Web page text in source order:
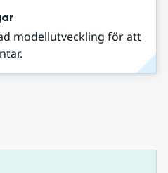
modellutveckling för att